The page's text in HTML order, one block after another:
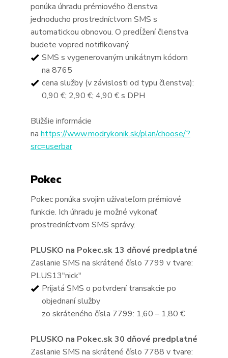
ponúka úhradu prémiového členstva
jednoducho prostredníctvom SMS s
automatickou obnovou. O predĺžení členstva
budete vopred notifikovaný.
SMS s vygenerovaným unikátnym kódom
na 8765
cena služby (v závislosti od typu členstva):
0,90 €; 2,90 €; 4,90 € s DPH
Bližšie informácie
na https://www.modrykonik.sk/plan/choose/?
src=userbar
Pokec
Pokec ponúka svojim užívateľom prémiové
funkcie. Ich úhradu je možné vykonať
prostredníctvom SMS správy.
PLUSKO na Pokec.sk 13 dňové predplatné
Zaslanie SMS na skrátené číslo 7799 v tvare:
PLUS13"nick"
Prijatá SMS o potvrdení transakcie po
objednaní služby
zo skráteného čísla 7799: 1,60 – 1,80 €
PLUSKO na Pokec.sk 30 dňové predplatné
Zaslanie SMS na skrátené číslo 7788 v tvare: